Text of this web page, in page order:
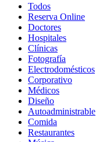
Todos
Reserva Online
Doctores
Hospitales
Clínicas
Fotografía
Electrodomésticos
Corporativo
Médicos
Diseño
Autoadministrable
Comida
Restaurantes